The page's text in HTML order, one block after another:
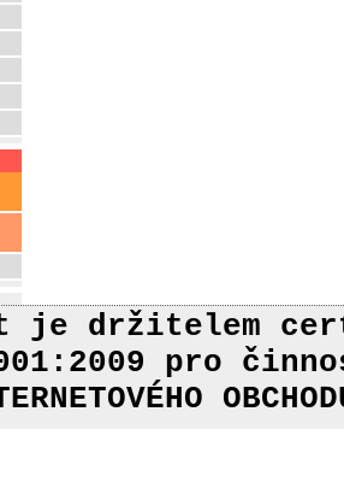
je držitelem
pro